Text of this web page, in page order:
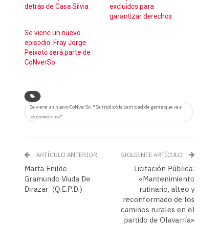
detrás de Casa Silvia
excluidos para
garantizar derechos
Se viene un nuevo
episodio: Fray Jorge
Peixoto será parte de
CoNverSo
Se viene un nuevo CoNverSo: "Se triplicó la cantidad de gente que va a
los comedores"
ARTÍCULO ANTERIOR
Marta Enilde
Gramundo Viuda De
Dirazar (Q.E.P.D.)
SIGUIENTE ARTÍCULO
Licitación Pública:
«Mantenimiento
rutinario, alteo y
reconformado de los
caminos rurales en el
partido de Olavarría»